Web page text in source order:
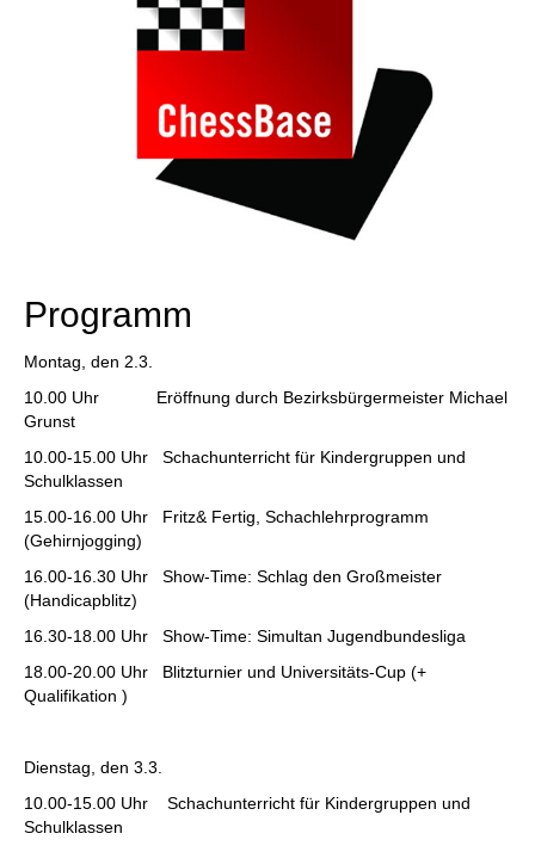
Programm
Montag, den 2.3.
10.00 Uhr Eröffnung durch Bezirksbürgermeister Michael
Grunst
10.00-15.00 Uhr Schachunterricht für Kindergruppen und
Schulklassen
15.00-16.00 Uhr Fritz& Fertig, Schachlehrprogramm
(Gehirnjogging)
16.00-16.30 Uhr Show-Time: Schlag den Großmeister
(Handicapblitz)
16.30-18.00 Uhr Show-Time: Simultan Jugendbundesliga
18.00-20.00 Uhr Blitzturnier und Universitäts-Cup (+
Qualifikation )
Dienstag, den 3.3.
10.00-15.00 Uhr Schachunterricht für Kindergruppen und
Schulklassen